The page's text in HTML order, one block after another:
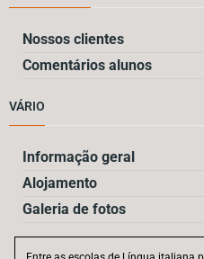
Nossos clientes
Comentários alunos
VÁRIO
Informação geral
Alojamento
Galeria de fotos